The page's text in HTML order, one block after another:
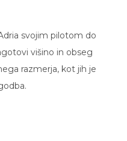
svojim pilotom do
višino in obseg
razmerja, kot jih je